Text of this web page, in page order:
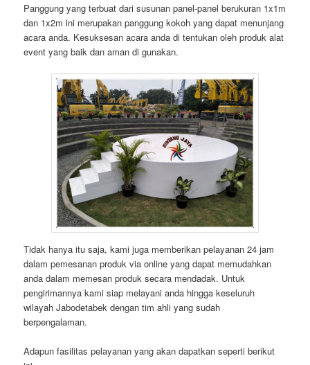
Panggung yang terbuat dari susunan panel-panel berukuran 1x1m
dan 1x2m ini merupakan panggung kokoh yang dapat menunjang
acara anda. Kesuksesan acara anda di tentukan oleh produk alat
event yang baik dan aman di gunakan.
Tidak hanya itu saja, kami juga memberikan pelayanan 24 jam
dalam pemesanan produk via online yang dapat memudahkan
anda dalam memesan produk secara mendadak. Untuk
pengirimannya kami siap melayani anda hingga keseluruh
wilayah Jabodetabek dengan tim ahli yang sudah
berpengalaman.
Adapun fasilitas pelayanan yang akan dapatkan seperti berikut